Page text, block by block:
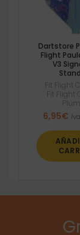
Dartstore
Flight
V3
Fit Flight
Fit Flight
6,95€